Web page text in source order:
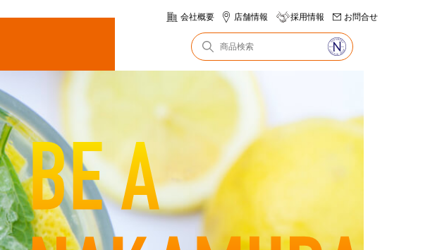
会社概要 店舗情報 採用情報 お問合せ